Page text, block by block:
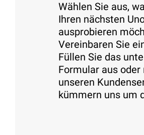
Wählen Sie aus,
Ihren nächsten
ausprobieren
Vereinbaren Sie
Füllen Sie das
Formular aus oder
unseren
kümmern uns um